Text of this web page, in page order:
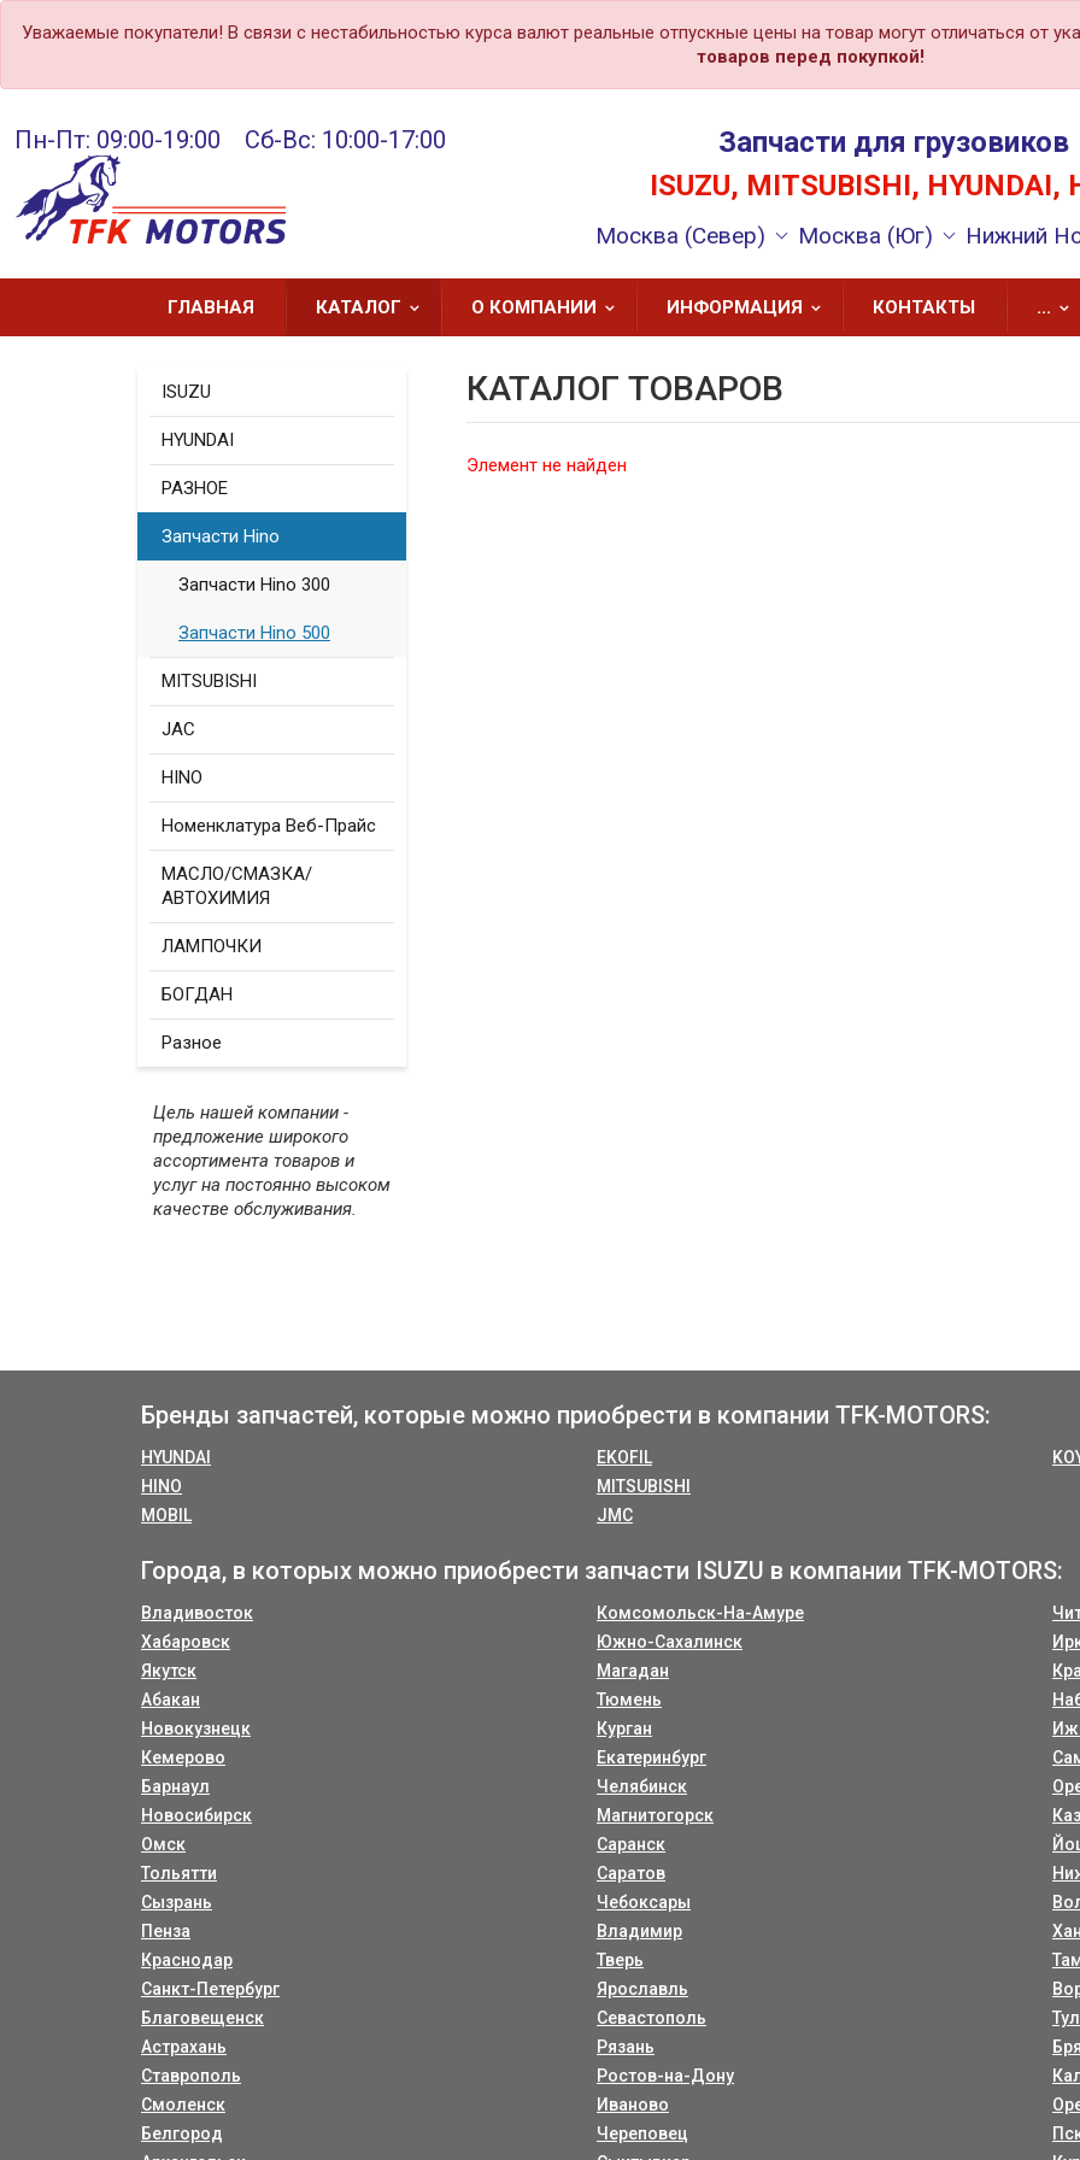
Уважаемые покупатели! В связи с нестабильностью курса валют реальные отпускные цены на товар могут отличаться от
товаров перед покупкой!
Пн-Пт: 09:00-19:00 Сб-Вс: 10:00-17:00
Запчасти для грузовиков
ISUZU, MITSUBISHI, HYUNDAI,
Москва (Север) Москва (Юг) Нижний
ГЛАВНАЯ КАТАЛОГ О КОМПАНИИ ИНФОРМАЦИЯ КОНТАКТЫ ...
ISUZU
HYUNDAI
РАЗНОЕ
Запчасти Hino
Запчасти Hino 300
Запчасти Hino 500
MITSUBISHI
JAC
HINO
Номенклатура Веб-Прайс
МАСЛО/СМАЗКА/
АВТОХИМИЯ
ЛАМПОЧКИ
БОГДАН
Разное
Цель нашей компании -
предложение широкого
ассортимента товаров и
услуг на постоянно высоком
качестве обслуживания.
КАТАЛОГ ТОВАРОВ
Элемент не найден
Бренды запчастей, которые можно приобрести в компании TFK-MOTORS:
HYUNDAI
HINO
MOBIL
EKOFIL
MITSUBISHI
JMC
Города, в которых можно приобрести запчасти ISUZU в компании TFK-MOTORS:
Владивосток
Хабаровск
Якутск
Абакан
Новокузнецк
Кемерово
Барнаул
Новосибирск
Омск
Тольятти
Сызрань
Пенза
Краснодар
Санкт-Петербург
Благовещенск
Астрахань
Ставрополь
Смоленск
Белгород
Комсомольск-На-Амуре
Южно-Сахалинск
Магадан
Тюмень
Курган
Екатеринбург
Челябинск
Магнитогорск
Саранск
Саратов
Чебоксары
Владимир
Тверь
Ярославль
Севастополь
Рязань
Ростов-на-Дону
Иваново
Череповец